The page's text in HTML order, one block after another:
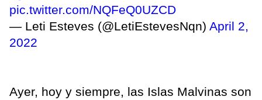
pic.twitter.com/NQFeQ0UZCD
— Leti Esteves (@LetiEstevesNqn) April 2,
2022
Ayer, hoy y siempre, las Islas Malvinas son